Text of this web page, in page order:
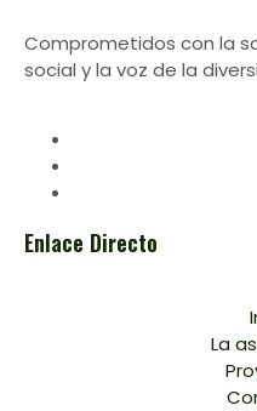
Comprometidos con la
social y la voz de la
Enlace Directo
La